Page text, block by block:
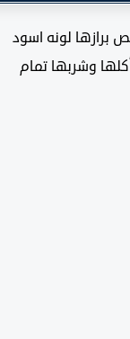
لونه اسود
تمام